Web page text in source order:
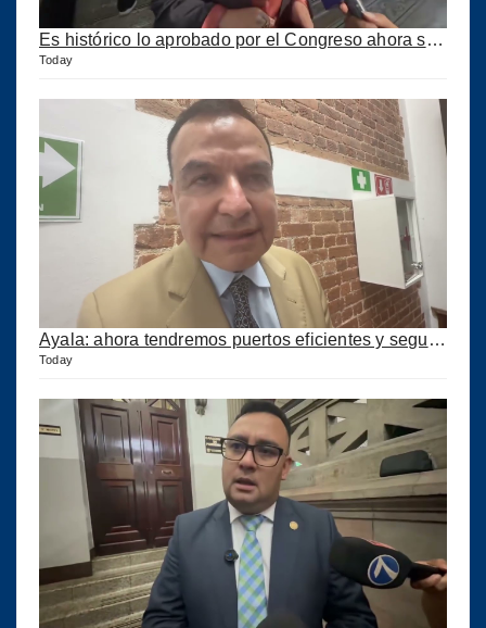
Es histórico lo aprobado por el Congreso ahora se podrán construir puertos privados
Today
Ayala: ahora tendremos puertos eficientes y seguros con esta ley aprobada
Today